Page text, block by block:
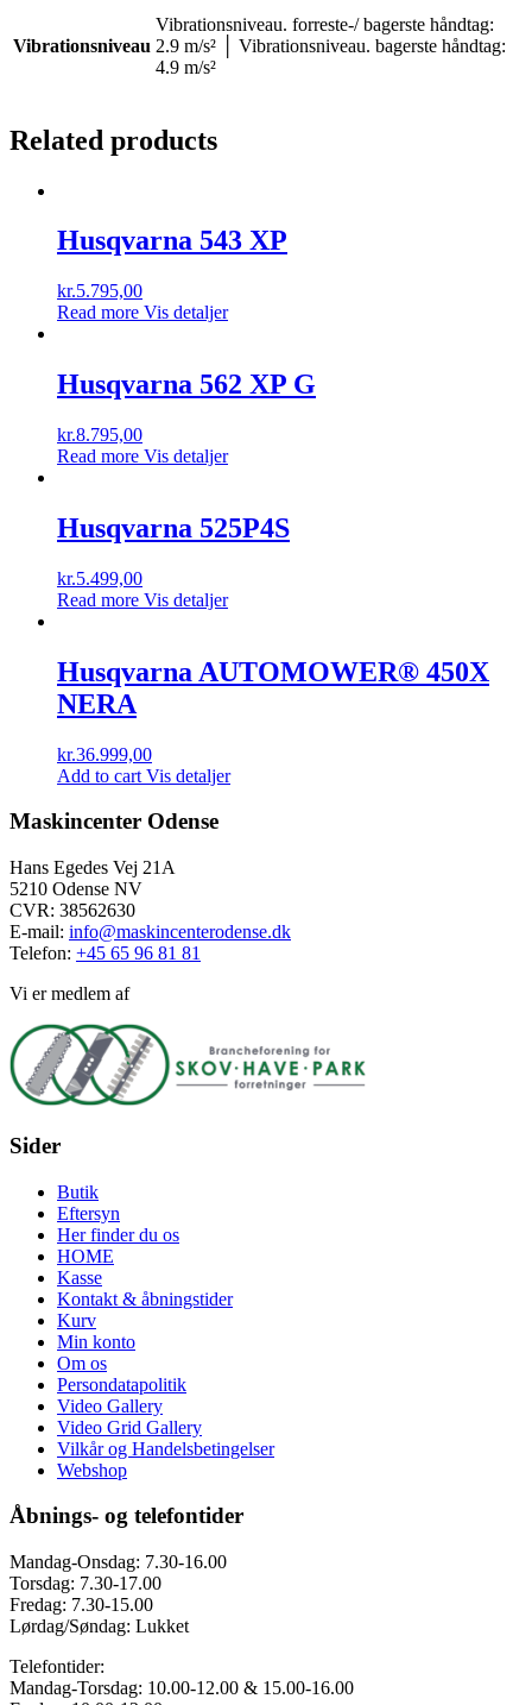
Vibrationsniveau
Vibrationsniveau. forreste-/ bagerste håndtag:
2.9 m/s² │ Vibrationsniveau. bagerste håndtag:
4.9 m/s²
Related products
Husqvarna 543 XP
kr.5.795,00
Read more Vis detaljer
Husqvarna 562 XP G
kr.8.795,00
Read more Vis detaljer
Husqvarna 525P4S
kr.5.499,00
Read more Vis detaljer
Husqvarna AUTOMOWER® 450X
NERA
kr.36.999,00
Add to cart Vis detaljer
Maskincenter Odense
Hans Egedes Vej 21A
5210 Odense NV
CVR: 38562630
E-mail: info@maskincenterodense.dk
Telefon: +45 65 96 81 81
Vi er medlem af
Sider
Butik
Eftersyn
Her finder du os
HOME
Kasse
Kontakt & åbningstider
Kurv
Min konto
Om os
Persondatapolitik
Video Gallery
Video Grid Gallery
Vilkår og Handelsbetingelser
Webshop
Åbnings- og telefontider
Mandag-Onsdag: 7.30-16.00
Torsdag: 7.30-17.00
Fredag: 7.30-15.00
Lørdag/Søndag: Lukket
Telefontider:
Mandag-Torsdag: 10.00-12.00 & 15.00-16.00